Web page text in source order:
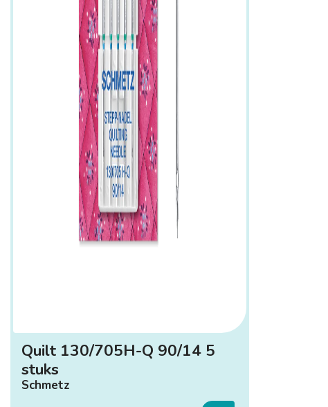
Quilt 130/705H-Q 90/14 5
stuks
Schmetz